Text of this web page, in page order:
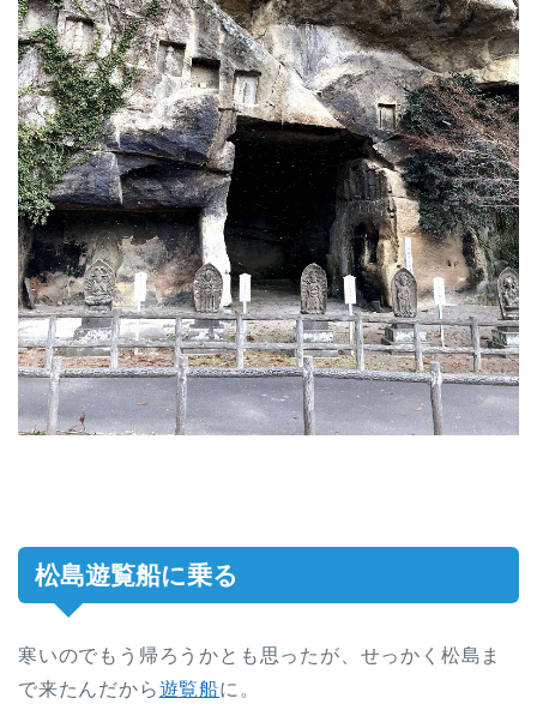
松島遊覧船に乗る
寒いのでもう帰ろうかとも思ったが、せっかく松島ま
で来たんだから遊覧船に。